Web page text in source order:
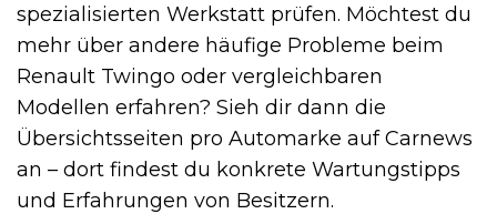
spezialisierten Werkstatt prüfen. Möchtest du
mehr über andere häufige Probleme beim
Renault Twingo oder vergleichbaren
Modellen erfahren? Sieh dir dann die
Übersichtsseiten pro Automarke auf Carnews
an – dort findest du konkrete Wartungstipps
und Erfahrungen von Besitzern.